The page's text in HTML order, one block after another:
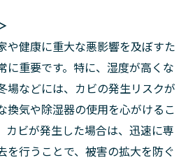
や健康に重大な悪影響を及ぼすた
に重要です。特に、湿度が高くな
場などには、カビの発生リスクが
換気や除湿器の使用を心がけるこ
カビが発生した場合は、迅速に専
を行うことで、被害の拡大を防ぐ